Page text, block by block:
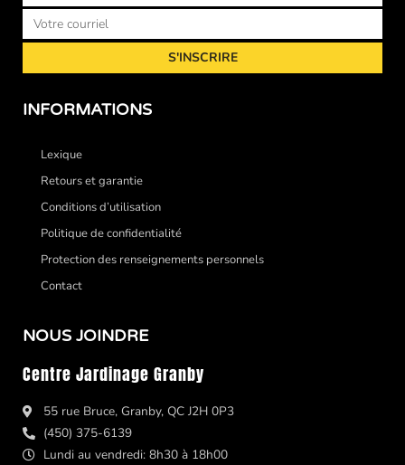
Courriel
S'INSCRIRE
INFORMATIONS
Lexique
Retours et garantie
Conditions d’utilisation
Politique de confidentialité
Protection des renseignements personnels
Contact
NOUS JOINDRE
Centre Jardinage Granby
55 rue Bruce, Granby, QC J2H 0P3
(450) 375-6139
Lundi au vendredi: 8h30 à 18h00